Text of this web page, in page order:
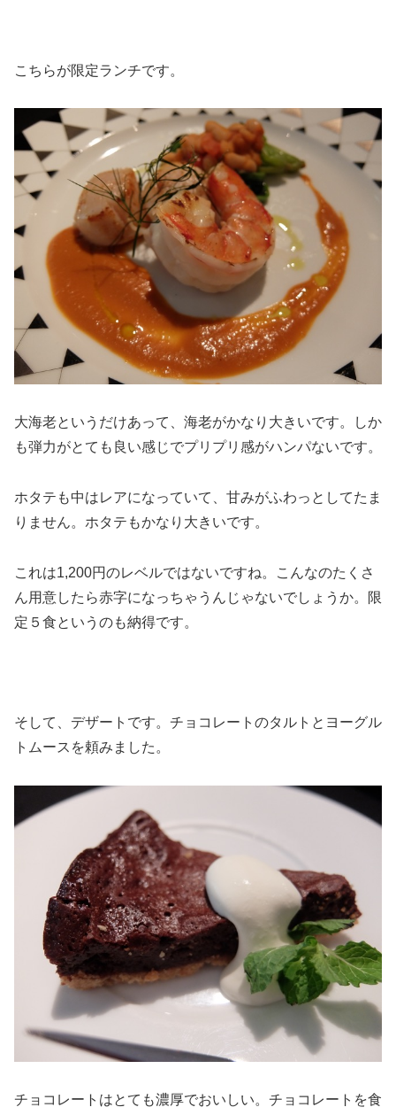
こちらが限定ランチです。
大海老というだけあって、海老がかなり大きいです。しか
も弾力がとても良い感じでプリプリ感がハンパないです。
ホタテも中はレアになっていて、甘みがふわっとしてたま
りません。ホタテもかなり大きいです。
これは1,200円のレベルではないですね。こんなのたくさ
ん用意したら赤字になっちゃうんじゃないでしょうか。限
定５食というのも納得です。
そして、デザートです。チョコレートのタルトとヨーグル
トムースを頼みました。
チョコレートはとても濃厚でおいしい。チョコレートを食